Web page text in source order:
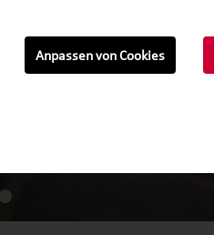
Anpassen von Cookies